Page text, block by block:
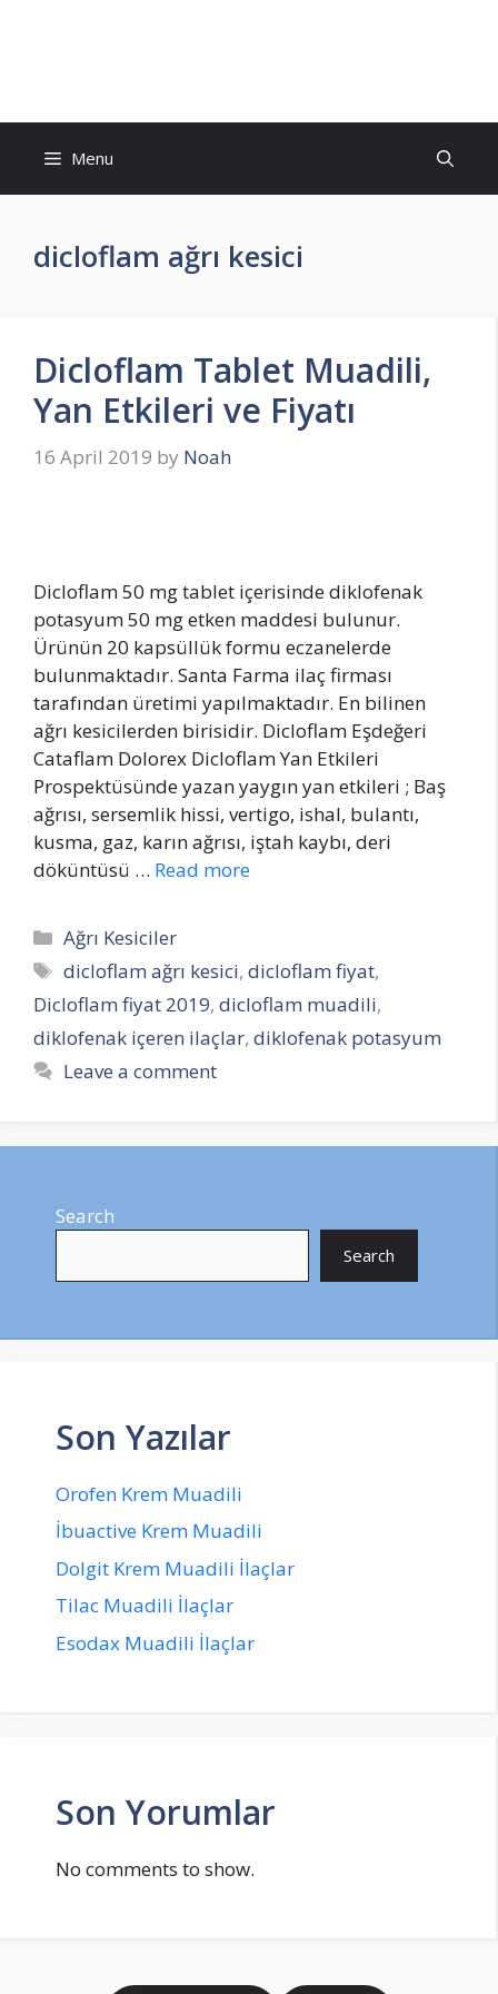
Menu
dicloflam ağrı kesici
Dicloflam Tablet Muadili,
Yan Etkileri ve Fiyatı
16 April 2019 by Noah
Dicloflam 50 mg tablet içerisinde diklofenak
potasyum 50 mg etken maddesi bulunur.
Ürünün 20 kapsüllük formu eczanelerde
bulunmaktadır. Santa Farma ilaç firması
tarafından üretimi yapılmaktadır. En bilinen
ağrı kesicilerden birisidir. Dicloflam Eşdeğeri
Cataflam Dolorex Dicloflam Yan Etkileri
Prospektüsünde yazan yaygın yan etkileri ; Baş
ağrısı, sersemlik hissi, vertigo, ishal, bulantı,
kusma, gaz, karın ağrısı, iştah kaybı, deri
döküntüsü … Read more
Categories
Ağrı Kesiciler
Tags
dicloflam ağrı kesici,dicloflam fiyat,
Dicloflam fiyat 2019, dicloflam muadili,
diklofenak içeren ilaçlar, diklofenak potasyum
Leave a comment
Search
Search
Son Yazılar
Orofen Krem Muadili
İbuactive Krem Muadili
Dolgit Krem Muadili İlaçlar
Tilac Muadili İlaçlar
Esodax Muadili İlaçlar
Son Yorumlar
No comments to show.